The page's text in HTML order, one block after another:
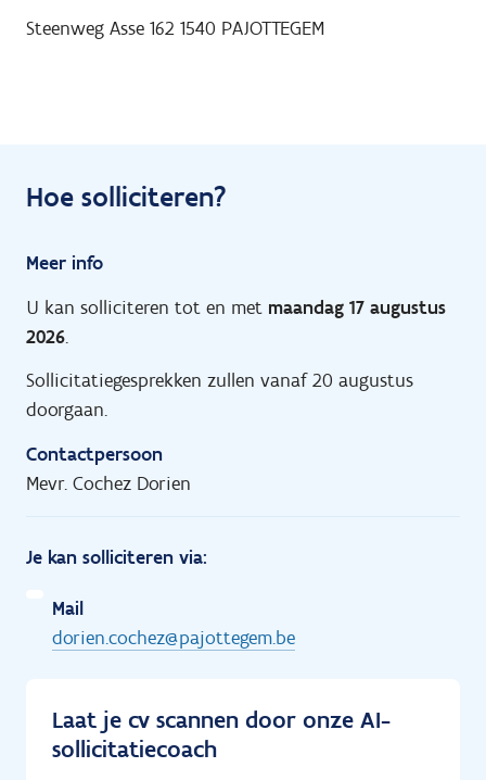
Steenweg Asse 162 1540 PAJOTTEGEM
Hoe solliciteren?
Meer info
U kan solliciteren tot en met maandag 17 augustus
2026.
Sollicitatiegesprekken zullen vanaf 20 augustus
doorgaan.
Contactpersoon
Mevr. Cochez Dorien
Je kan solliciteren via:
Mail
dorien.cochez@pajottegem.be
Laat je cv scannen door onze AI-
sollicitatiecoach